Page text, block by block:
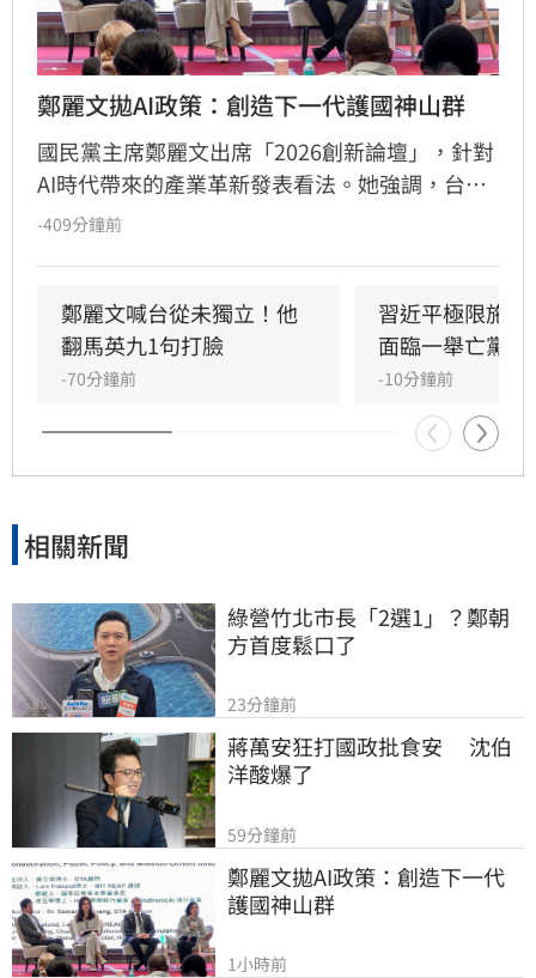
鄭麗文拋AI政策：創造下一代護國神山群
國民黨主席鄭麗文出席「2026創新論壇」，針對
AI時代帶來的產業革新發表看法。她強調，台灣
需儘速建立完善的政策與法律環境，不僅要推動
-409分鐘前
鄭麗文喊台從未獨立！他
翻馬英九1句打臉
-70分鐘前
習近平極限施
面臨一舉亡黨困
-10分鐘前
相關新聞
綠營竹北市長「2選1」？鄭朝
方首度鬆口了
23分鐘前
蔣萬安狂打國政批食安　 沈伯
洋酸爆了
59分鐘前
鄭麗文拋AI政策：創造下一代
護國神山群
1小時前